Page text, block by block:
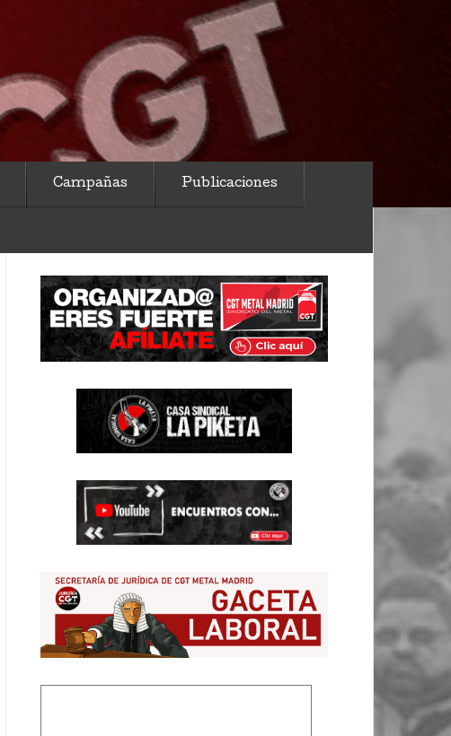
Campañas Publicaciones